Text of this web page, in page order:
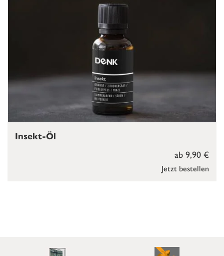
Jetzt bestellen
ab 9,90 €
Insekt-Öl